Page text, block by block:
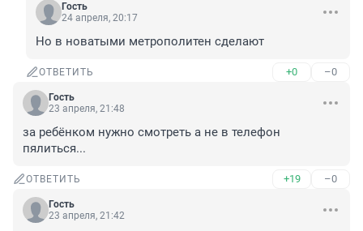
Гость
24 апреля, 20:17
Но в новатыми метрополитен сделают
ОТВЕТИТЬ +0 –0
Гость
23 апреля, 21:48
за ребёнком нужно смотреть а не в телефон
пялиться...
ОТВЕТИТЬ +19 –0
Гость
23 апреля, 21:42